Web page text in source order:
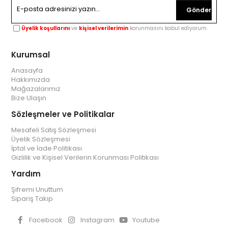
Gönder
Üyelik koşullarını ve kişisel verilerimin korunmasını kabul ediyorum.
Kurumsal
Anasayfa
Hakkımızda
Mağazalarımız
Bize Ulaşın
Sözleşmeler ve Politikalar
Mesafeli Satış Sözleşmesi
Üyelik Sözleşmesi
İptal ve İade Politikası
Gizlilik ve Kişisel Verilerin Korunması Politikası
Yardım
Şifremi Unuttum
Sipariş Takip
Facebook Instagram Youtube